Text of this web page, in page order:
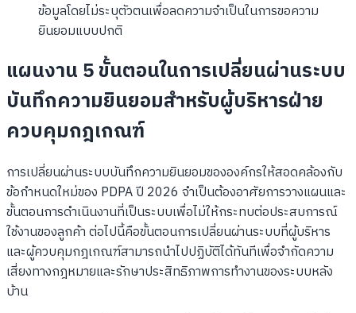
ข้อมูลโดยไม่ระบุตัวตนเพื่อลดความจำเป็นในการขอความ
ยินยอมแบบปกติ
แผนงาน 5 ขั้นตอนในการเปลี่ยนผ่านระบบ
บันทึกความยินยอมสำหรับผู้บริหารฝ่าย
ควบคุมกฎเกณฑ์
การเปลี่ยนผ่านระบบบันทึกความยินยอมขององค์กรให้สอดคล้องกับ
ข้อกำหนดใหม่ของ PDPA ปี 2026 จำเป็นต้องอาศัยการวางแผนและ
ขั้นตอนการดำเนินงานที่เป็นระบบเพื่อไม่ให้กระทบต่อประสบการณ์
ใช้งานของลูกค้า ต่อไปนี้คือขั้นตอนการเปลี่ยนผ่านระบบที่ผู้บริหาร
และผู้ควบคุมกฎเกณฑ์สามารถนำไปปฏิบัติได้ทันทีเพื่อจำกัดความ
เสี่ยงทางกฎหมายและรักษาประสิทธิภาพการทำงานของระบบหลัง
บ้าน